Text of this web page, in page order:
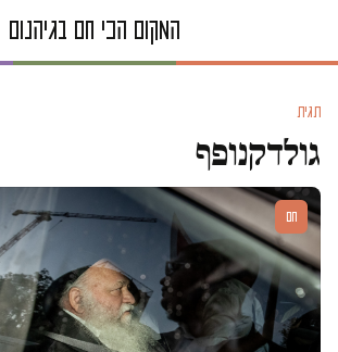
תגית
גולדקנופף
חם